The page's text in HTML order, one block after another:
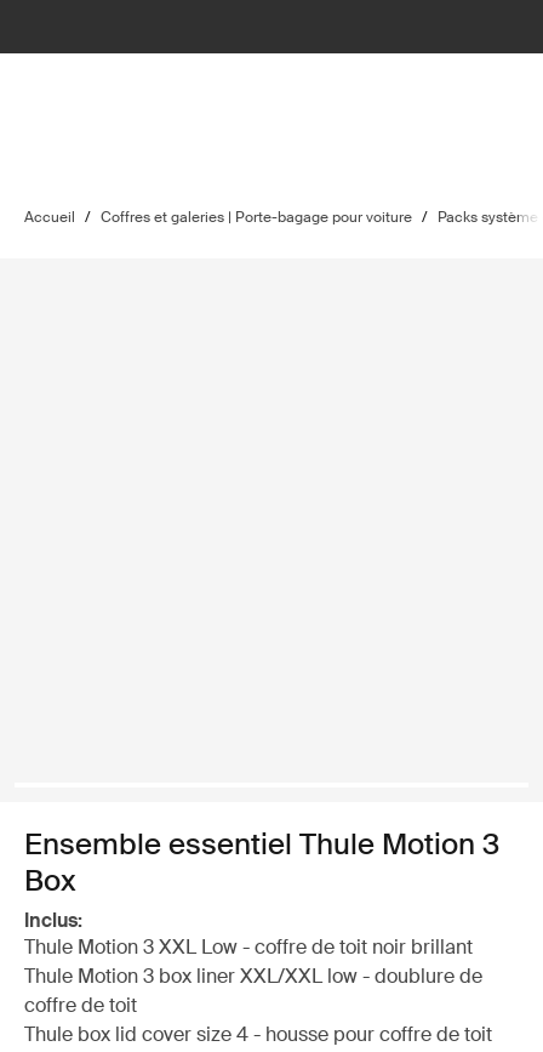
Accueil / Coffres et galeries | Porte-bagage pour voiture / Packs
Ensemble essentiel Thule Motion 3
Box
Inclus:
Thule Motion 3 XXL Low - coffre de toit noir brillant
Thule Motion 3 box liner XXL/XXL low - doublure de
coffre de toit
Thule box lid cover size 4 - housse pour coffre de toit